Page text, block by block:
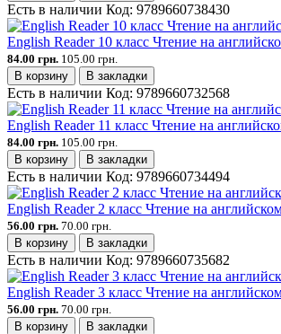
Есть в наличии Код: 9789660738430
English Reader 10 класс Чтение на
84.00 грн. 105.00 грн.
В корзину
В закладки
Есть в наличии Код: 9789660732568
English Reader 11 класс Чтение на
84.00 грн. 105.00 грн.
В корзину
В закладки
Есть в наличии Код: 9789660734494
English Reader 2 класс Чтение на
56.00 грн. 70.00 грн.
В корзину
В закладки
Есть в наличии Код: 9789660735682
English Reader 3 класс Чтение на
56.00 грн. 70.00 грн.
В корзину
В закладки